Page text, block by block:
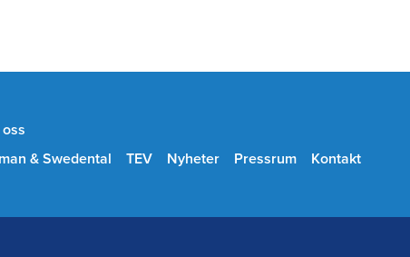
& Swedental TEV Nyheter Pressrum Kontakt